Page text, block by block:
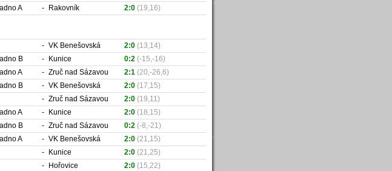
A - Rakovník 2:0 (19,16)
- VK Benešovská 2:0 (13,14)
B - Kunice 0:2 (-15,-16)
A - Zruč nad Sázavou 2:1 (20,-26,6)
B - VK Benešovská 2:0 (17,15)
- Zruč nad Sázavou 2:0 (19,11)
A - Kunice 2:0 (18,15)
B - Zruč nad Sázavou 0:2 (-8,-21)
A - VK Benešovská 2:0 (21,15)
- Kunice 2:0 (21,25)
- Hořovice 2:0 (15,22)